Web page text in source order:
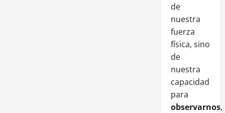
de
nuestra
fuerza
física, sino
de
nuestra
capacidad
para
observarnos,